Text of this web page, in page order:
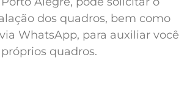
dos quadros, bem como
WhatsApp, para auxiliar você
quadros.